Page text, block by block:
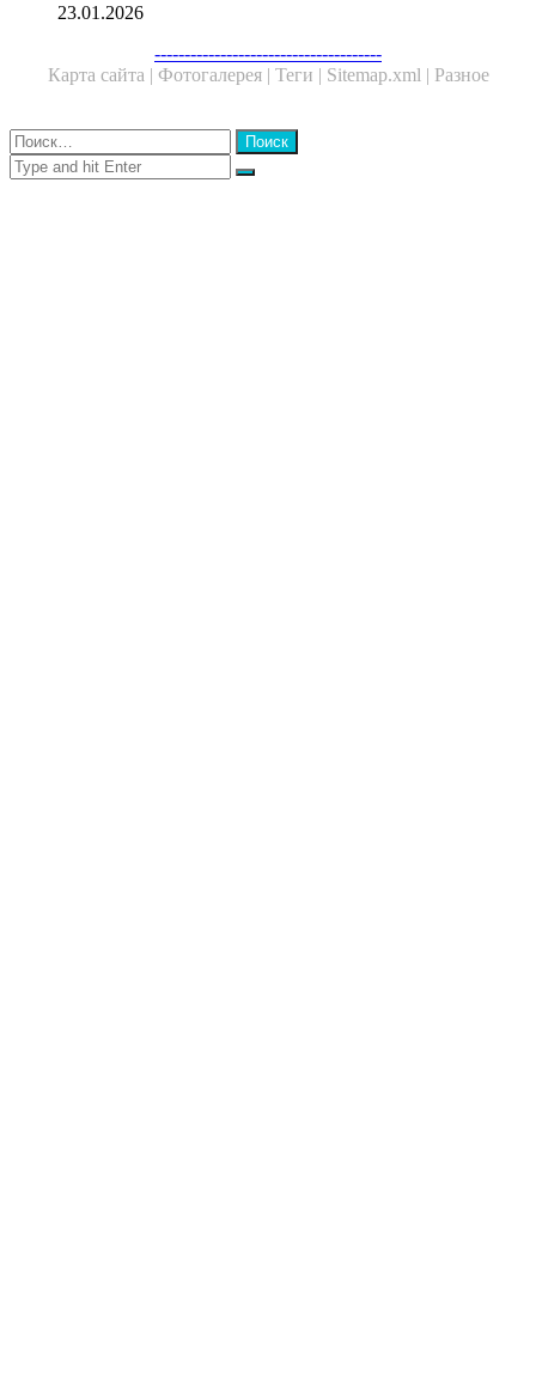
23.01.2026
--------------------------------------
Карта сайта | Фотогалерея | Теги | Sitemap.xml | Разное
Close
Найти:
Close
Search